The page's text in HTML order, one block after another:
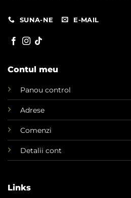
SUNA-NE E-MAIL
Contul meu
Panou control
Adrese
Comenzi
Detalii cont
Links